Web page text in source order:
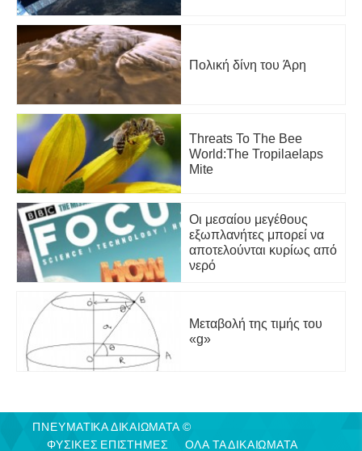
Πολική δίνη του Άρη
Threats To The Bee
World:The Tropilaelaps
Mite
Οι μεσαίου μεγέθους
εξωπλανήτες μπορεί να
αποτελούνται κυρίως από
νερό
Μεταβολή της τιμής του
«g»
ΠΝΕΥΜΑΤΙΚΑ ΔΙΚΑΙΩΜΑΤΑ ©
ΦΥΣΙΚΈΣ ΕΠΙΣΤΉΜΕΣ
ΟΛΑ ΤΑ ΔΙΚΑΙΩΜΑΤΑ